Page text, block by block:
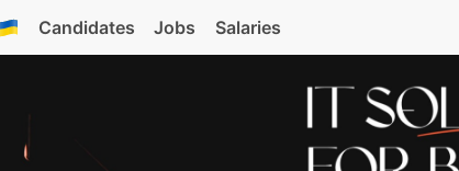
Candidates Jobs Salaries